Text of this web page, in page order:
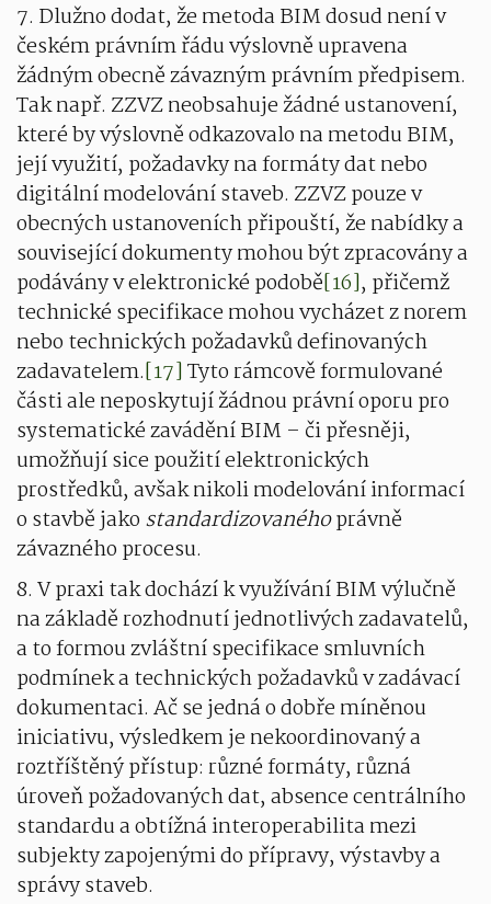
7. Dlužno dodat, že metoda BIM dosud není v
českém právním řádu výslovně upravena
žádným obecně závazným právním předpisem.
Tak např. ZZVZ neobsahuje žádné ustanovení,
které by výslovně odkazovalo na metodu BIM,
její využití, požadavky na formáty dat nebo
digitální modelování staveb. ZZVZ pouze v
obecných ustanoveních připouští, že nabídky a
související dokumenty mohou být zpracovány a
podávány v elektronické podobě[16], přičemž
technické specifikace mohou vycházet z norem
nebo technických požadavků definovaných
zadavatelem.[17]Tyto rámcově formulované
části ale neposkytují žádnou právní oporu pro
systematické zavádění BIM – či přesněji,
umožňují sice použití elektronických
prostředků, avšak nikoli modelování informací
o stavbě jako standardizovanéhoprávně
závazného procesu.
8. V praxi tak dochází k využívání BIM výlučně
na základě rozhodnutí jednotlivých zadavatelů,
a to formou zvláštní specifikace smluvních
podmínek a technických požadavků v zadávací
dokumentaci. Ač se jedná o dobře míněnou
iniciativu, výsledkem je nekoordinovaný a
roztříštěný přístup: různé formáty, různá
úroveň požadovaných dat, absence centrálního
standardu a obtížná interoperabilita mezi
subjekty zapojenými do přípravy, výstavby a
správy staveb.